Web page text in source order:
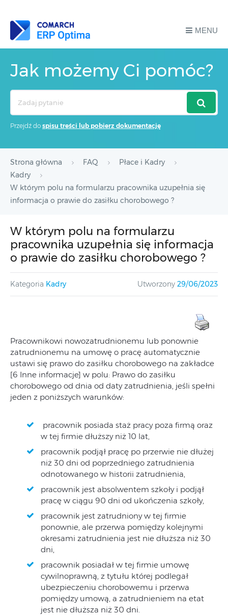
MENU
Jak możemy Ci pomóc?
Przejdź do spisu treści lub pobierz dokumentację
Strona główna FAQ
Płace i Kadry
Kadry
W którym polu na formularzu pracownika uzupełnia się
informacja o prawie do zasiłku chorobowego ?
W którym polu na formularzu
pracownika uzupełnia się informacja
o prawie do zasiłku chorobowego ?
Kategoria Kadry Utworzony 29/06/2023
Pracownikowi nowozatrudnionemu lub ponownie
zatrudnionemu na umowę o pracę automatycznie
ustawi się prawo do zasiłku chorobowego na zakładce
[6 Inne informacje] w polu: Prawo do zasiłku
chorobowego od dnia od daty zatrudnienia, jeśli spełni
jeden z poniższych warunków:
pracownik posiada staż pracy poza firmą oraz
w tej firmie dłuższy niż 10 lat,
pracownik podjął pracę po przerwie nie dłużej
niż 30 dni od poprzedniego zatrudnienia
odnotowanego w historii zatrudnienia,
pracownik jest absolwentem szkoły i podjął
pracę w ciągu 90 dni od ukończenia szkoły,
pracownik jest zatrudniony w tej firmie
ponownie, ale przerwa pomiędzy kolejnymi
okresami zatrudnienia jest nie dłuższa niż 30
dni,
pracownik posiadał w tej firmie umowę
cywilnoprawną, z tytułu której podlegał
ubezpieczeniu chorobowemu i przerwa
pomiędzy umową, a zatrudnieniem na etat
jest nie dłuższa niż 30 dni.